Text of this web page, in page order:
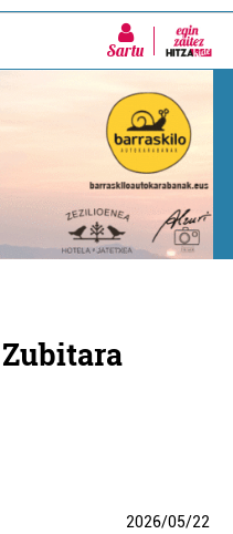
Sartu
2026/05/22